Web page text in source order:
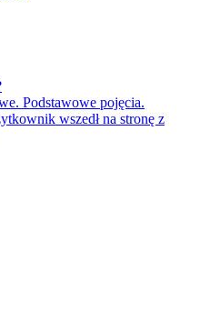
Podstawowe pojęcia.
wszedł na stronę z